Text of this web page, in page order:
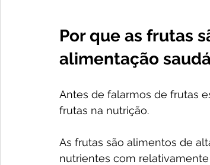
Por que as frutas
alimentação
Antes de falarmos de frutas
frutas na nutrição.
As frutas são alimentos de
nutrientes com